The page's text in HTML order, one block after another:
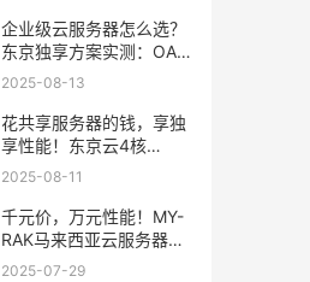
99.99%
企业级云服务器怎么选？
东京独享方案实测：OA系
统响应提速40%，成本降
2025-08-13
花共享服务器的钱，享独
享性能！东京云4核
8G+10M带宽降价来袭
2025-08-11
千元价，万元性能！MY-
RAK马来西亚云服务器：
首月5折+免费SEO工具，
2025-07-29